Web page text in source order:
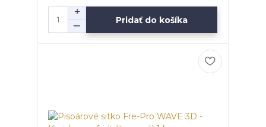
Pridať do košíka